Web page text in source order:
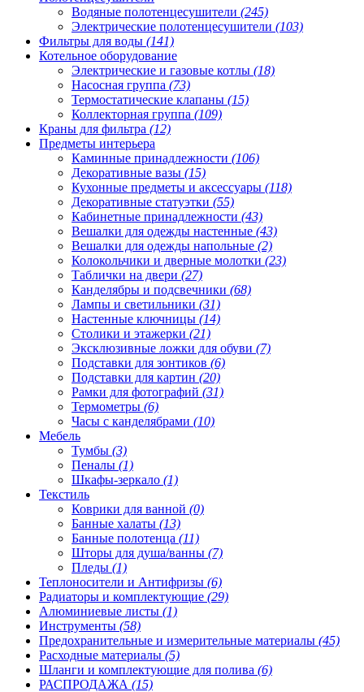
Водяные полотенцесушители (245)
Электрические полотенцесушители (103)
Фильтры для воды (141)
Котельное оборудование
Электрические и газовые котлы (18)
Насосная группа (73)
Термостатические клапаны (15)
Коллекторная группа (109)
Краны для фильтра (12)
Предметы интерьера
Каминные принадлежности (106)
Декоративные вазы (15)
Кухонные предметы и аксессуары (118)
Декоративные статуэтки (55)
Кабинетные принадлежности (43)
Вешалки для одежды настенные (43)
Вешалки для одежды напольные (2)
Колокольчики и дверные молотки (23)
Таблички на двери (27)
Канделябры и подсвечники (68)
Лампы и светильники (31)
Настенные ключницы (14)
Столики и этажерки (21)
Эксклюзивные ложки для обуви (7)
Подставки для зонтиков (6)
Подставки для картин (20)
Рамки для фотографий (31)
Термометры (6)
Часы с канделябрами (10)
Мебель
Тумбы (3)
Пеналы (1)
Шкафы-зеркало (1)
Текстиль
Коврики для ванной (0)
Банные халаты (13)
Банные полотенца (11)
Шторы для душа/ванны (7)
Пледы (1)
Теплоносители и Антифризы (6)
Радиаторы и комплектующие (29)
Алюминиевые листы (1)
Инструменты (58)
Предохранительные и измерительные материалы (45)
Расходные материалы (5)
Шланги и комплектующие для полива (6)
РАСПРОДАЖА (15)